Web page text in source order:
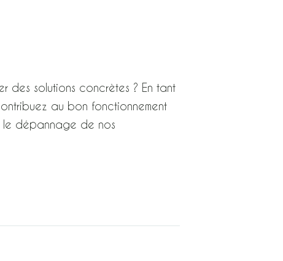
des solutions concrètes ? En tant
au bon fonctionnement
le dépannage de nos